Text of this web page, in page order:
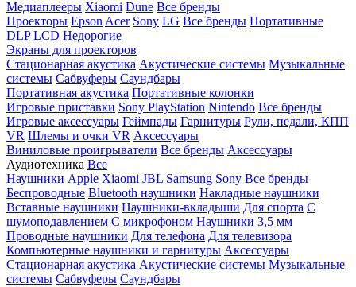
Медиаплееры Xiaomi Dune Все бренды
Проекторы Epson Acer Sony LG Все бренды Портативные
DLP LCD Недорогие
Экраны для проекторов
Стационарная акустика Акустические системы Музыкальные
системы Сабвуферы Саундбары
Портативная акустика Портативные колонки
Игровые приставки Sony PlayStation Nintendo Все бренды
Игровые аксессуары Геймпады Гарнитуры Рули, педали, КПП
VR Шлемы и очки VR Аксессуары
Виниловые проигрыватели Все бренды Аксессуары
Аудиотехника Все
Наушники Apple Xiaomi JBL Samsung Sony Все бренды
Беспроводные Bluetooth наушники Накладные наушники
Вставные наушники Наушники-вкладыши Для спорта С
шумоподавлением С микрофоном Наушники 3,5 мм
Проводные наушники Для телефона Для телевизора
Компьютерные наушники и гарнитуры Аксессуары
Стационарная акустика Акустические системы Музыкальные
системы Сабвуферы Саундбары